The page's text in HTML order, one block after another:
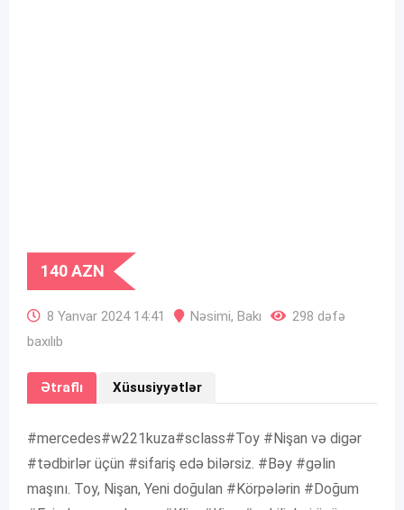
140AZN
8 Yanvar 2024 14:41 Nəsimi, Bakı
298 dəfə
baxılıb
Ətraflı Xüsusiyyətlər
#mercedes#w221kuza#sclass#Toy #Nişan və digər
#tədbirlər üçün #sifariş edə bilərsiz. #Bəy #gəlin
maşını. Toy, Nişan, Yeni doğulan #Körpələrin #Doğum